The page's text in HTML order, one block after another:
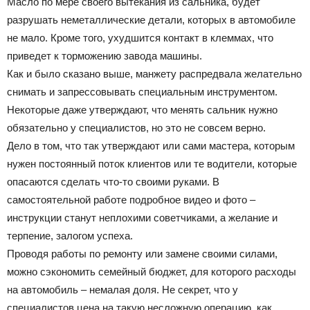
разрушать неметаллические детали, которых в автомобиле
не мало. Кроме того, ухудшится контакт в клеммах, что
приведет к торможению завода машины.
Как и было сказано выше, манжету распредвала желательно
снимать и запрессовывать специальным инструментом.
Некоторые даже утверждают, что менять сальник нужно
обязательно у специалистов, но это не совсем верно.
Дело в том, что так утверждают или сами мастера, которым
нужен постоянный поток клиентов или те водители, которые
опасаются сделать что-то своими руками. В
самостоятельной работе подробное видео и фото –
инструкции станут неплохими советчиками, а желание и
терпение, залогом успеха.
Проводя работы по ремонту или замене своими силами,
можно сэкономить семейный бюджет, для которого расходы
на автомобиль – немалая доля. Не секрет, что у
специалистов цена на такую несложную операцию, как